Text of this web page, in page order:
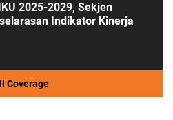
2025-2029, Sekjen
Indikator Kinerja
Coverage